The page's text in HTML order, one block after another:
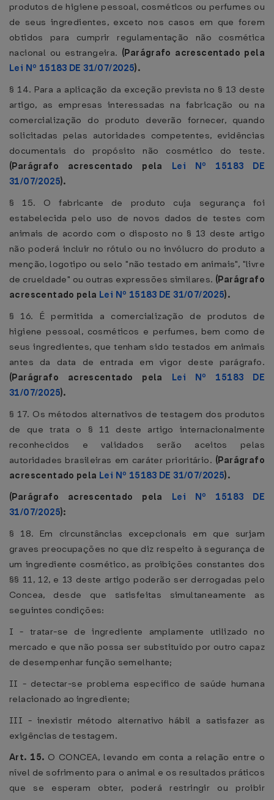
produtos de higiene pessoal, cosméticos ou perfumes ou
de seus ingredientes, exceto nos casos em que forem
obtidos para cumprir regulamentação não cosmética
nacional ou estrangeira. (Parágrafo acrescentado pela
Lei Nº 15183 DE 31/07/2025).
§ 14. Para a aplicação da exceção prevista no § 13 deste
artigo, as empresas interessadas na fabricação ou na
comercialização do produto deverão fornecer, quando
solicitadas pelas autoridades competentes, evidências
documentais do propósito não cosmético do teste.
(Parágrafo acrescentado pela Lei Nº 15183 DE
31/07/2025).
§ 15. O fabricante de produto cuja segurança foi
estabelecida pelo uso de novos dados de testes com
animais de acordo com o disposto no § 13 deste artigo
não poderá incluir no rótulo ou no invólucro do produto a
menção, logotipo ou selo "não testado em animais", "livre
de crueldade" ou outras expressões similares. (Parágrafo
acrescentado pela Lei Nº 15183 DE 31/07/2025).
§ 16. É permitida a comercialização de produtos de
higiene pessoal, cosméticos e perfumes, bem como de
seus ingredientes, que tenham sido testados em animais
antes da data de entrada em vigor deste parágrafo.
(Parágrafo acrescentado pela Lei Nº 15183 DE
31/07/2025).
§ 17. Os métodos alternativos de testagem dos produtos
de que trata o § 11 deste artigo internacionalmente
reconhecidos e validados serão aceitos pelas
autoridades brasileiras em caráter prioritário. (Parágrafo
acrescentado pela Lei Nº 15183 DE 31/07/2025).
(Parágrafo acrescentado pela Lei Nº 15183 DE
31/07/2025):
§ 18. Em circunstâncias excepcionais em que surjam
graves preocupações no que diz respeito à segurança de
um ingrediente cosmético, as proibições constantes dos
§§ 11, 12, e 13 deste artigo poderão ser derrogadas pelo
Concea, desde que satisfeitas simultaneamente as
seguintes condições:
I - tratar-se de ingrediente amplamente utilizado no
mercado e que não possa ser substituído por outro capaz
de desempenhar função semelhante;
II - detectar-se problema específico de saúde humana
relacionado ao ingrediente;
III - inexistir método alternativo hábil a satisfazer as
exigências de testagem.
Art. 15. O CONCEA, levando em conta a relação entre o
nível de sofrimento para o animal e os resultados práticos
que se esperam obter, poderá restringir ou proibir